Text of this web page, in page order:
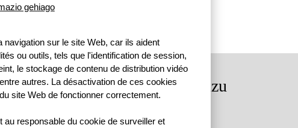
Hemen aurkituko gaituzu
Pouponniere Bidea, 64250 KANBO
gehiago
sur le site Web, car ils aident
ou outils, tels que l'identification de session,
le stockage de contenu de distribution vidéo
autres. La désactivation de ces cookies
site Web de fonctionner correctement.
responsable du cookie de surveiller et